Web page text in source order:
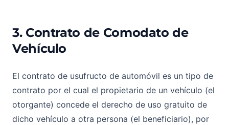
3. Contrato de Comodato de
Vehículo
El contrato de usufructo de automóvil es un tipo de
contrato por el cual el propietario de un vehículo (el
otorgante) concede el derecho de uso gratuito de
dicho vehículo a otra persona (el beneficiario), por